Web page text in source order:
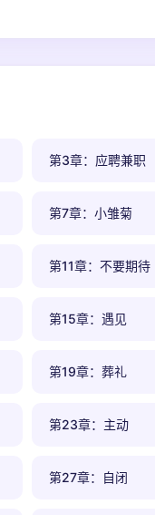
第3章：应聘兼职
第7章：小雏菊
第11章：不要期待
第15章：遇见
第19章：葬礼
第23章：主动
第27章：自闭